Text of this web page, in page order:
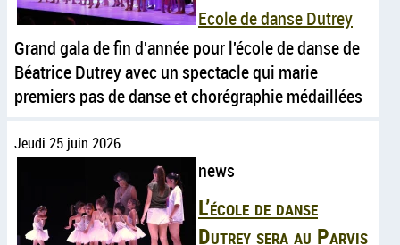
Ecole de danse Dutrey
Grand gala de fin d'année pour l'école de danse de
Béatrice Dutrey avec un spectacle qui marie
premiers pas de danse et chorégraphie médaillées
Jeudi 25 juin 2026
news
L’école de danse
Dutrey sera au Parvis